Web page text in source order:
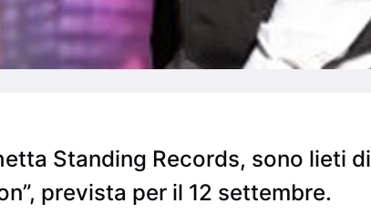
Standing Records, sono lieti di
prevista per il 12 settembre.